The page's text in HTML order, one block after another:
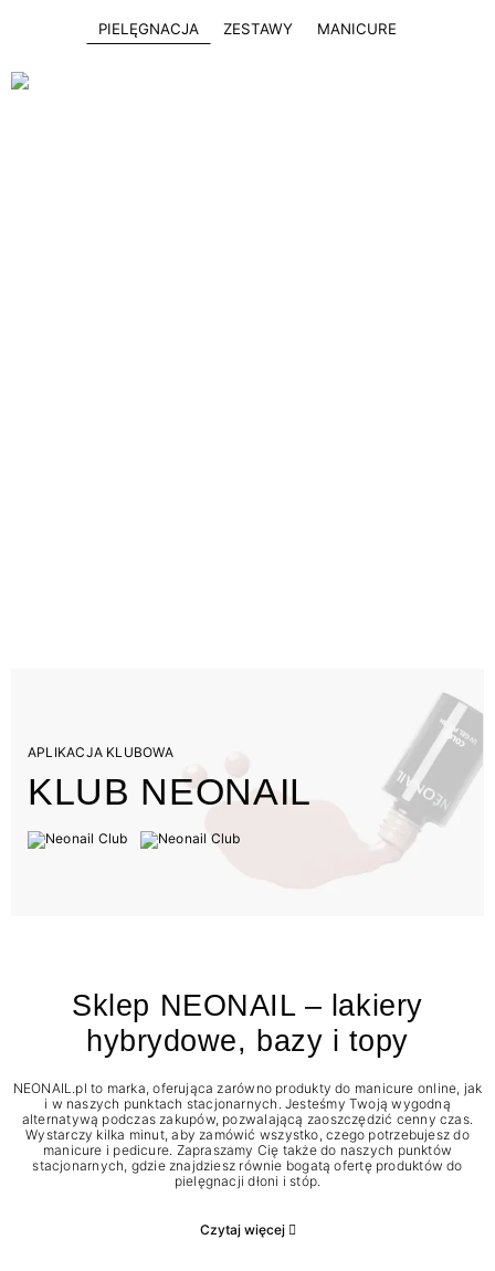
PIELĘGNACJA ZESTAWY MANICURE
APLIKACJA KLUBOWA
KLUB NEONAIL
Sklep NEONAIL – lakiery
hybrydowe, bazy i topy
NEONAIL.pl to marka, oferująca zarówno produkty do manicure online, jak
i w naszych punktach stacjonarnych. Jesteśmy Twoją wygodną
alternatywą podczas zakupów, pozwalającą zaoszczędzić cenny czas.
Wystarczy kilka minut, aby zamówić wszystko, czego potrzebujesz do
manicure i pedicure. Zapraszamy Cię także do naszych punktów
stacjonarnych, gdzie znajdziesz równie bogatą ofertę produktów do
pielęgnacji dłoni i stóp.
Czytaj więcej